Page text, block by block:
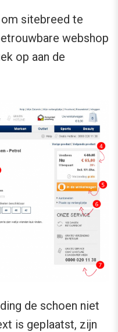
sitebreed te
webshop
op aan de
de schoen niet
is geplaatst, zijn